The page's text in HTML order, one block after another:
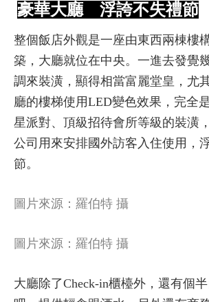
豪華大廳 浮誇不失禮節
整個飯店外觀是一座由東西兩棟樓
築，大廳就位在中央。一進去發覺
調來裝潢，顯得相當富麗堂皇，尤
廳的樓梯使用LED變色效果，完全
星派對、頂級招待會所等級的裝潢
公司用來安排國外訪客入住使用，
節。
圖片來源：羅伯特 攝
圖片來源：羅伯特 攝
大廳除了Check-in櫃檯外，還有個